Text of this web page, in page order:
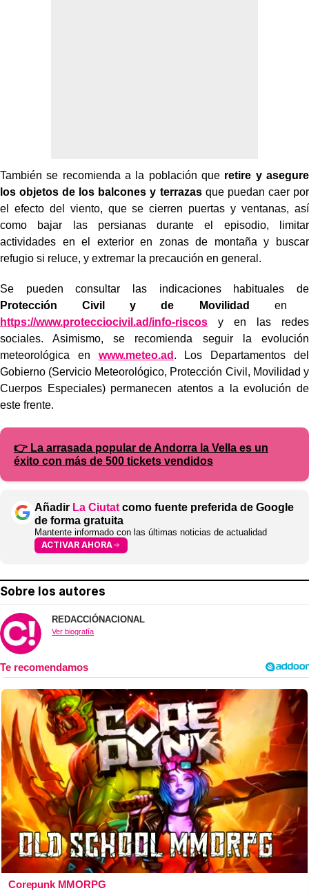
También se recomienda a la población que retire y asegure
los objetos de los balcones y terrazasque puedan caer por
el efecto del viento, que se cierren puertas y ventanas, así
como bajar las persianas durante el episodio, limitar
actividades en el exterior en zonas de montaña y buscar
refugio si reluce, y extremar la precaución en general.
Se pueden consultar las indicaciones habituales de
Protección Civil y de Movilidad
en
https://www.protecciocivil.ad/info-riscos y en las redes
sociales. Asimismo, se recomienda seguir la evolución
meteorológica en www.meteo.ad . Los Departamentos del
Gobierno (Servicio Meteorológico, Protección Civil, Movilidad y
Cuerpos Especiales) permanecen atentos a la evolución de
este frente.
👉 La arrasada popular de Andorra la Vella es un
éxito con más de 500 tickets vendidos
Añadir La Ciutat como fuente preferida de Google
de forma gratuita
Mantente informado con las últimas noticias de actualidad
ACTIVAR AHORA
Sobre los autores
REDACCIÓ
Ver biografía
NACIONAL
Corepunk MMORPG